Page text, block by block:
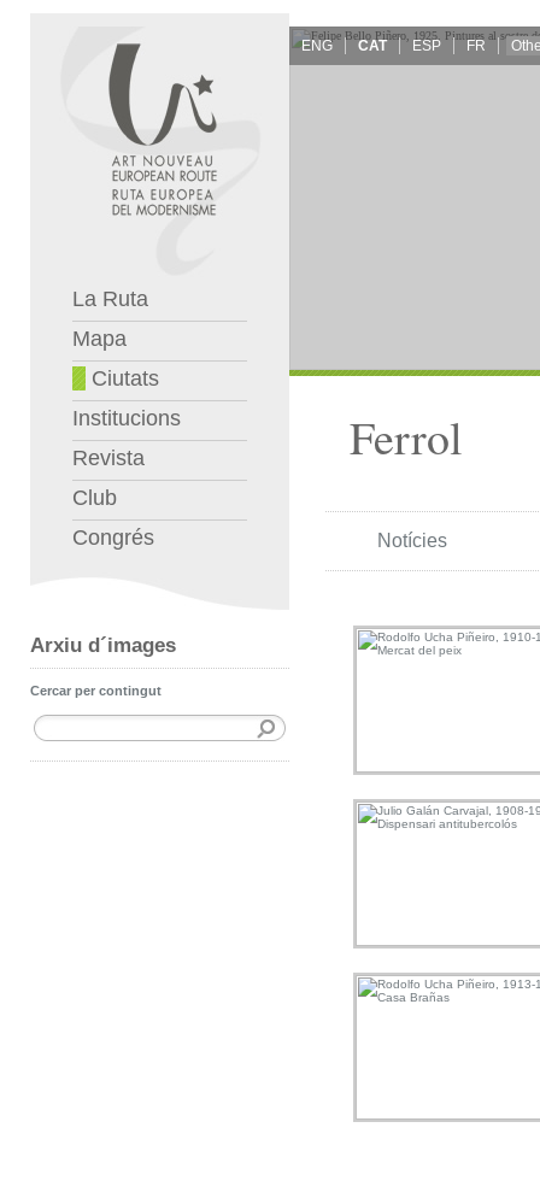
La Ruta
Mapa
Ciutats
Institucions
Revista
Club
Congrés
Arxiu d´images
Cercar per contingut
ENG CAT ESP FR
Ferrol
Notícies